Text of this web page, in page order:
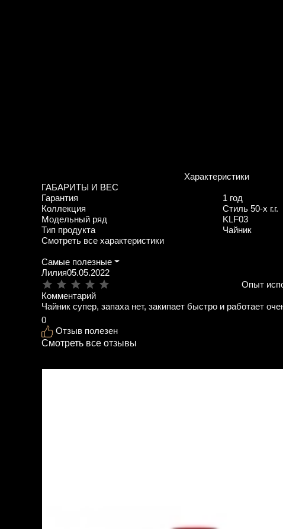
Характеристики
ГАБАРИТЫ И ВЕС
Гарантия
1 год
Коллекция
Стиль 50-х г.г.
Модельный ряд
KLF03
Тип продукта
Чайник
Смотреть все характеристики
Самые полезные
Лилия05.05.2022
Опыт
Комментарий
Чайник супер, запаха нет, закипает быстро и работает
0
Отзыв полезен
Смотреть все отзывы